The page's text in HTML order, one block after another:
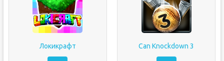
Локикрафт Can Knockdown 3